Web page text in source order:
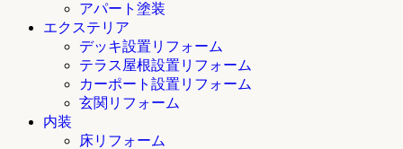
アパート塗装
エクステリア
デッキ設置リフォーム
テラス屋根設置リフォーム
カーポート設置リフォーム
玄関リフォーム
内装
床リフォーム